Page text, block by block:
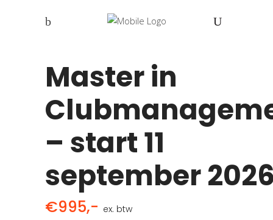
Master in
– start 11
september
€995,- ex. btw